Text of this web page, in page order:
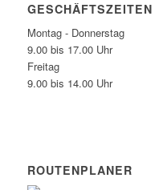
GESCHÄFTSZEITEN
Montag - Donnerstag
9.00 bis 17.00 Uhr
Freitag
9.00 bis 14.00 Uhr
ROUTENPLANER